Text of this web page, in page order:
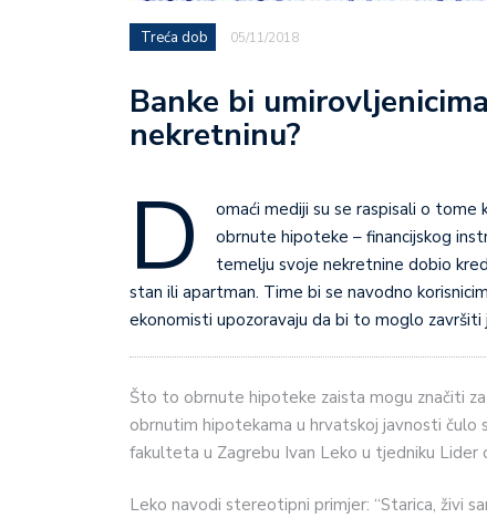
Treća dob 05/11/2018
Banke bi
nekretninu?
D
omaći mediji su se raspisali o
obrnute hipoteke – financijskog
temelju svoje nekretnine dobio
stan ili apartman. Time bi se navodno
ekonomisti upozoravaju da bi to moglo završiti
Što to obrnute hipoteke zaista mogu značiti
obrnutim hipotekama u hrvatskoj javnosti čulo
fakulteta u Zagrebu Ivan Leko u tjedniku
Leko navodi stereotipni primjer: “Starica, živi